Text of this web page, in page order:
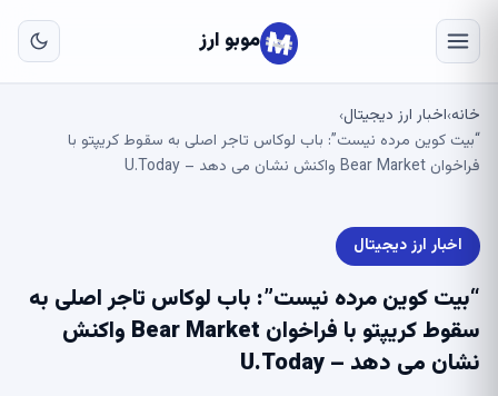
موبو ارز
خانه›اخبار ارز دیجیتال›
“بیت کوین مرده نیست”: باب لوکاس تاجر اصلی به سقوط کریپتو با
فراخوان Bear Market واکنش نشان می دهد – U.Today
اخبار ارز دیجیتال
“بیت کوین مرده نیست”: باب لوکاس تاجر اصلی به
سقوط کریپتو با فراخوان Bear Market واکنش
نشان می دهد – U.Today